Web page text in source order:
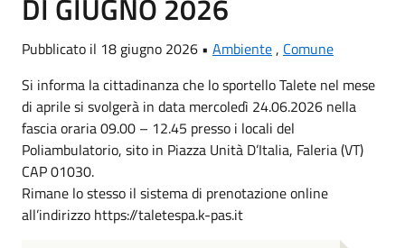
DI GIUGNO 2026
Pubblicato il 18 giugno 2026 • Ambiente, Comune
Si informa la cittadinanza che lo sportello Talete nel mese
di aprile si svolgerà in data mercoledì 24.06.2026 nella
fascia oraria 09.00 – 12.45 presso i locali del
Poliambulatorio, sito in Piazza Unità D’Italia, Faleria (VT)
CAP 01030.
Rimane lo stesso il sistema di prenotazione online
all’indirizzo https://taletespa.k-pas.it